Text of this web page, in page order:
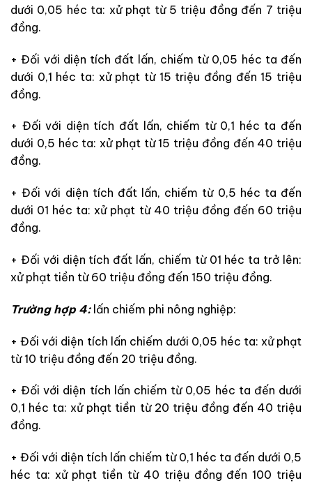
dưới 0,05 héc ta: xử phạt từ 5 triệu đồng đến 7 triệu
đồng.
+ Đối với diện tích đất lấn, chiếm từ 0,05 héc ta đến
dưới 0,1 héc ta: xử phạt từ 15 triệu đồng đến 15 triệu
đồng.
+ Đối với diện tích đất lấn, chiếm từ 0,1 héc ta đến
dưới 0,5 héc ta: xử phạt từ 15 triệu đồng đến 40 triệu
đồng.
+Đối với diện tích đất lấn, chiếm từ 0,5 héc ta đến
dưới 01 héc ta: xử phạt từ 40 triệu đồng đến 60 triệu
đồng.
+ Đối với diện tích đất lấn, chiếm từ 01 héc ta trở lên:
xử phạt tiền từ 60 triệu đồng đến 150 triệu đồng.
Trường hợp 4:lấn chiếm phi nông nghiệp:
+ Đối với diện tích lấn chiếm dưới 0,05 héc ta: xử phạt
từ 10 triệu đồng đến 20 triệu đồng.
+ Đối với diện tích lấn chiếm từ 0,05 héc ta đến dưới
0,1 héc ta: xử phạt tiền từ 20 triệu đồng đến 40 triệu
đồng.
+ Đối với diện tích lấn chiếm từ 0,1 héc ta đến dưới 0,5
héc ta: xử phạt tiền từ 40 triệu đồng đến 100 triệu